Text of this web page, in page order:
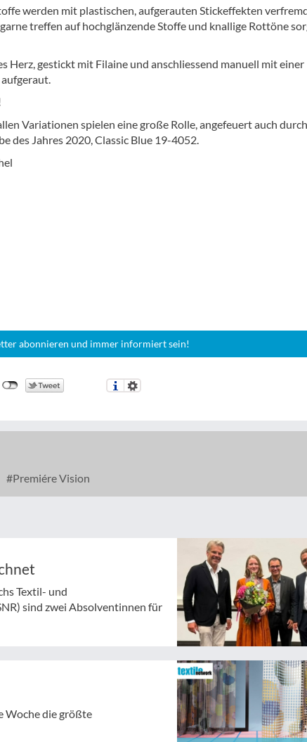
werden mit plastischen, aufgerauten Stickeffekten
treffen auf hochglänzende Stoffe und knallige Rottöne
Herz, gestickt mit Filaine und anschliessend manuell mit einer
Variationen spielen eine große Rolle, angefeuert auch
des Jahres 2020, Classic Blue 19-4052.
abonnieren und immer informiert sein!
Premiére Vision
Textil- und
sind zwei Absolventinnen für
Woche die größte